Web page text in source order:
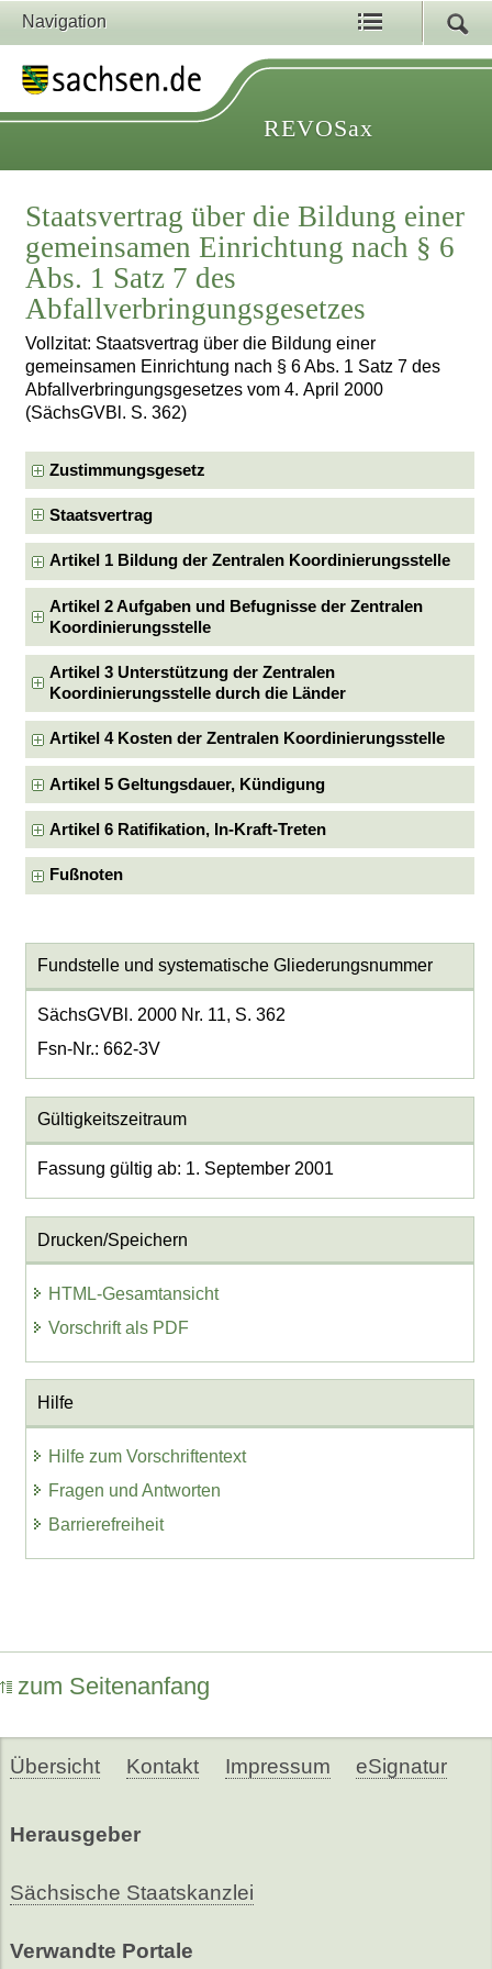
Navigation
REVOSax
Staatsvertrag über die Bildung einer
gemeinsamen Einrichtung nach § 6
Abs. 1 Satz 7 des
Abfallverbringungsgesetzes
Vollzitat: Staatsvertrag über die Bildung einer
gemeinsamen Einrichtung nach § 6 Abs. 1 Satz 7 des
Abfallverbringungsgesetzes vom 4. April 2000
(SächsGVBl. S. 362)
Zustimmungsgesetz
Staatsvertrag
Artikel 1 Bildung der Zentralen Koordinierungsstelle
Artikel 2 Aufgaben und Befugnisse der Zentralen
Koordinierungsstelle
Artikel 3 Unterstützung der Zentralen
Koordinierungsstelle durch die Länder
Artikel 4 Kosten der Zentralen Koordinierungsstelle
Artikel 5 Geltungsdauer, Kündigung
Artikel 6 Ratifikation, In-Kraft-Treten
Fußnoten
Fundstelle und systematische Gliederungsnummer
SächsGVBl. 2000 Nr. 11, S. 362
Fsn-Nr.: 662-3V
Gültigkeitszeitraum
Fassung gültig ab: 1. September 2001
Drucken/Speichern
HTML-Gesamtansicht
Vorschrift als PDF
Hilfe
Hilfe zum Vorschriftentext
Fragen und Antworten
Barrierefreiheit
zum Seitenanfang
Übersicht Kontakt Impressum eSignatur
Herausgeber
Sächsische Staatskanzlei
Verwandte Portale